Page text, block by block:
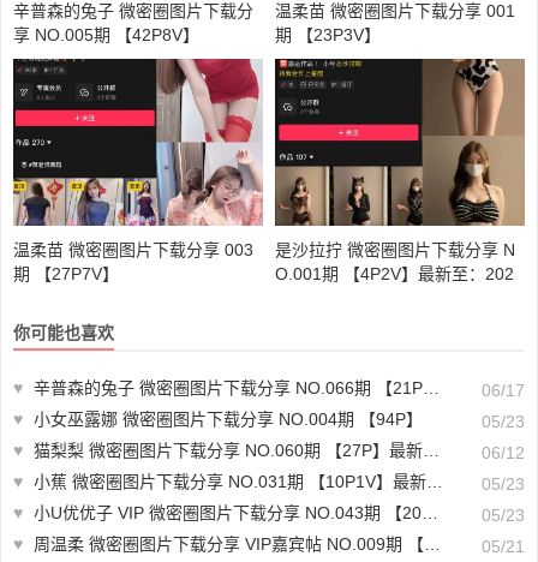
辛普森的兔子 微密圈图片下载分
享 NO.005期 【42P8V】
温柔苗 微密圈图片下载分享 001
期 【23P3V】
温柔苗 微密圈图片下载分享 003
期 【27P7V】
是沙拉拧 微密圈图片下载分享 N
O.001期 【4P2V】最新至：202
你可能也喜欢
♥ 辛普森的兔子 微密圈图片下载分享 NO.066期 【21P13V】最新至：2025.1.6
06/17
♥ 小女巫露娜 微密圈图片下载分享 NO.004期 【94P】
05/23
♥ 猫梨梨 微密圈图片下载分享 NO.060期 【27P】最新至：2024.6.11
06/12
♥ 小蕉 微密圈图片下载分享 NO.031期 【10P1V】最新至：2023.11.13
05/23
♥ 小U优优子 VIP 微密圈图片下载分享 NO.043期 【20P4V】最新至：2024.3.30
05/23
♥
周温柔 微密圈图片下载分享 VIP嘉宾帖 NO.009期 【7P】 05/21